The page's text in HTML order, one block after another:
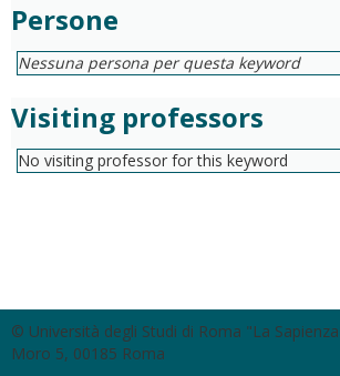
Persone
Nessuna persona per questa keyword
Visiting professors
No visiting professor for this keyword
© Università degli Studi di Roma "La
Moro 5, 00185 Roma